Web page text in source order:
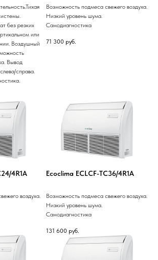
без резких
или
Воздушный
Вывод
справа.
Возможность подмеса свежего воздуха.
Низкий уровень шума.
Самодиагностика
71 300 руб.
4R1A
воздуха.
Ecoclima ECLCF-TC36/4R1A
Возможность подмеса свежего воздуха.
Низкий уровень шума.
Самодиагностика
131 600 руб.